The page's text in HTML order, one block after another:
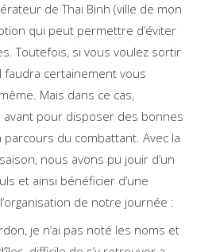
de Thai Binh (ville de mon
qui peut permettre d’éviter
Toutefois, si vous voulez sortir
certainement vous
Mais dans ce cas,
avant pour disposer des bonnes
du combattant. Avec la
nous avons pu jouir d’un
et ainsi bénéficier d’une
de notre journée :
je n’ai pas noté les noms et